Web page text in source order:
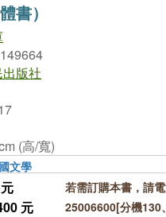
書）
版社
(高/寬)
元
若需訂購本書，請
25006600[分機130
文學